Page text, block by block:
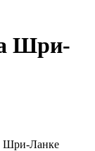
Шри-